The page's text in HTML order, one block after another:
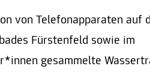
von Telefonapparaten auf
Fürstenfeld sowie im
gesammelte